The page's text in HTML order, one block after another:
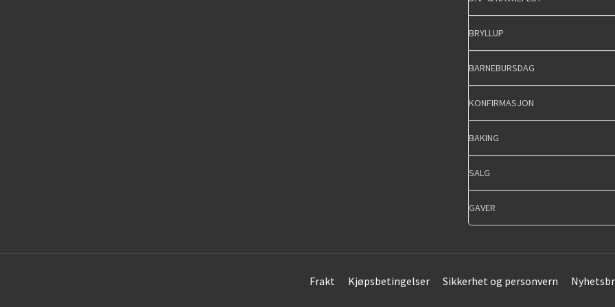
BRYLLUP
BARNEBURSDAG
KONFIRMASJON
BAKING
SALG
GAVER
Frakt Kjøpsbetingelser Sikkerhet og personvern